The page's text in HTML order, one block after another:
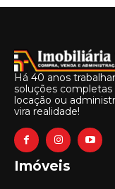
Há 40 anos
soluções completas
locação ou
vira realidade!
Imóveis